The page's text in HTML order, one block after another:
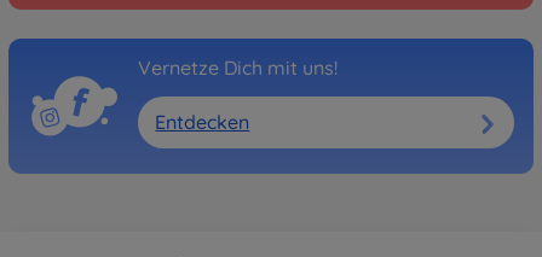
Vernetze Dich mit uns!
Entdecken